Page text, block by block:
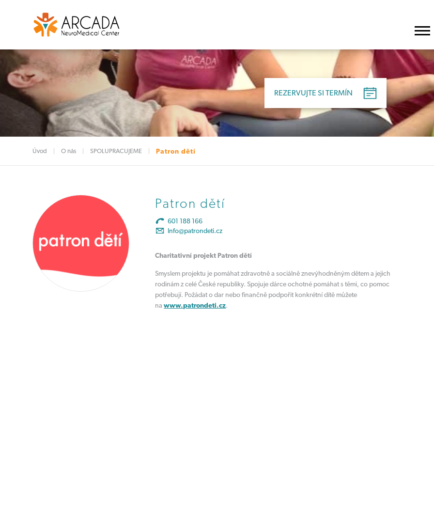
REZERVUJTE SI TERMÍN
Úvod O nás SPOLUPRACUJEME Patron dětí
Patron dětí
601 188 166
Info@patrondeti.cz
Charitativní projekt Patron dětí
Smyslem projektu je pomáhat zdravotně a sociálně znevýhodněným dětem a jejich
rodinám z celé České republiky. Spojuje dárce ochotné pomáhat s těmi, co pomoc
potřebují. Požádat o dar nebo finančně podpořit konkrétní dítě můžete
nawww.patrondeti.cz.